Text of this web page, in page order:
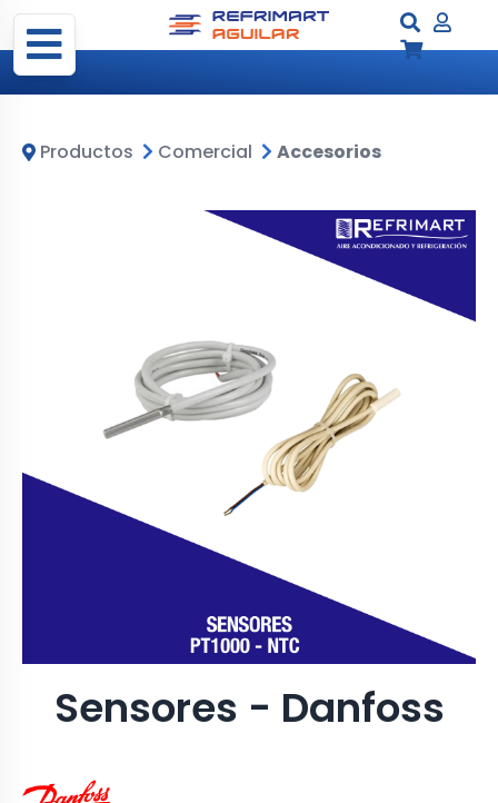
Productos Comercial Accesorios
Sensores - Danfoss